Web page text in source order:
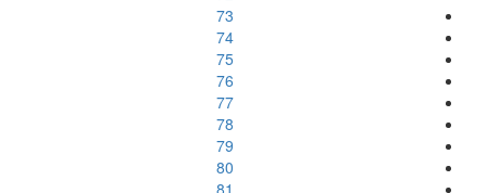
73
74
75
76
77
78
79
80
81